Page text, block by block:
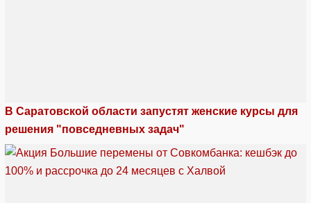
В Саратовской области запустят женские курсы для
решения "повседневных задач"